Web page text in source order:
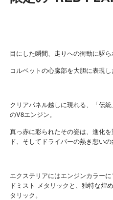
目にした瞬間、走りへの衝動に駆ら
コルベットの心臓部を大胆に表現
クリアパネル越しに現れる、「伝
のV8エンジン。
真っ赤に彩られたその姿は、進化
ド、そしてドライバーの熱き想いの
エクステリアにはエンジンカラー
ドミスト メタリックと、独特な煌
タリック。